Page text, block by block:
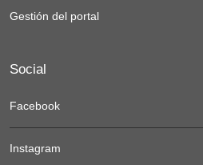
Gestión del portal
Social
Facebook
Instagram